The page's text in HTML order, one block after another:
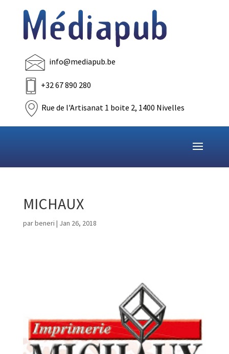
info@mediapub.be
+32 67 890 280
Rue de l'Artisanat 1 boite 2, 1400 Nivelles
MICHAUX
parbeneri | Jan 26, 2018